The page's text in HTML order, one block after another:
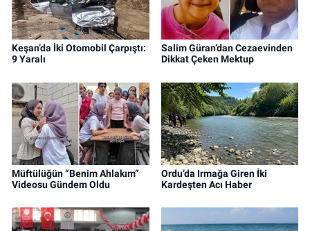
Keşan’da İki Otomobil Çarpıştı:
9 Yaralı
Salim Güran’dan Cezaevinden
Dikkat Çeken Mektup
Müftülüğün “Benim Ahlakım”
Videosu Gündem Oldu
Ordu’da Irmağa Giren İki
Kardeşten Acı Haber